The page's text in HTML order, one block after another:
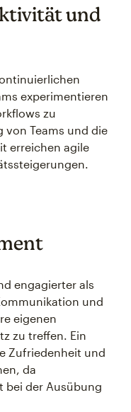
und
experimentieren
zu
von Teams und die
erreichen agile
engagierter als
und
eigenen
zu treffen. Ein
Zufriedenheit und
da
bei der Ausübung